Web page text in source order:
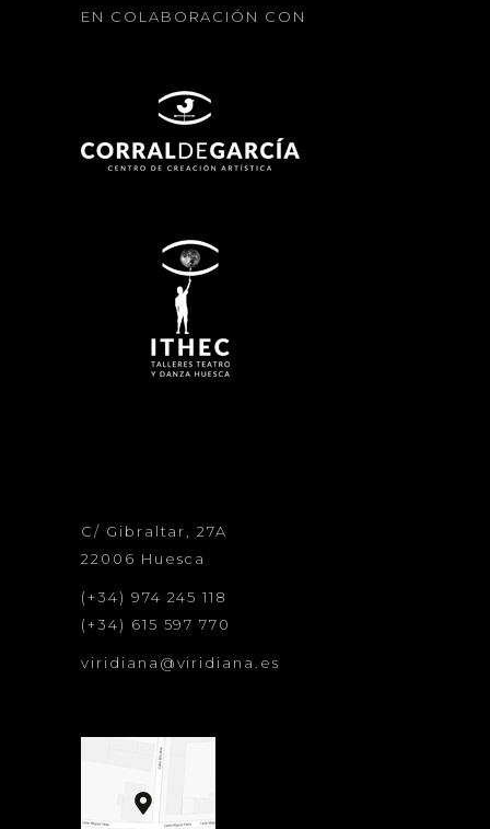
EN COLABORACIÓN CON
C/ Gibraltar, 27A
22006 Huesca
(+34) 974 245 118
(+34) 615 597 770
viridiana@viridiana.es